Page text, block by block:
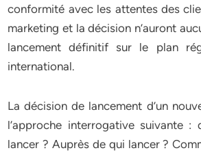
conformité avec les attentes des
marketing et la décision n’auront
lancement définitif sur le plan
international.
La décision de lancement d’un
l’approche interrogative suivante :
lancer ? Auprès de qui lancer ?